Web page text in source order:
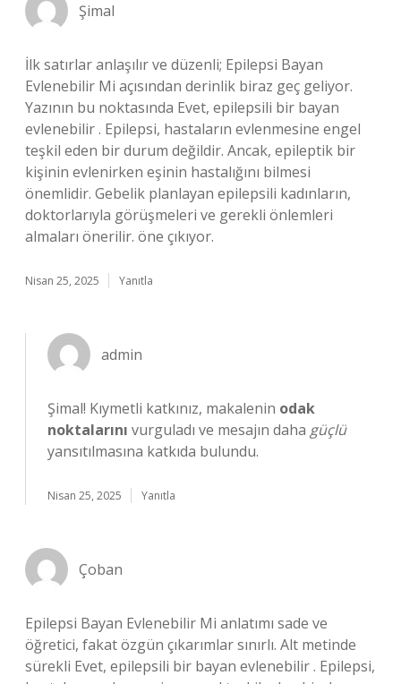
Şimal
İlk satırlar anlaşılır ve düzenli; Epilepsi Bayan
Evlenebilir Mi açısından derinlik biraz geç geliyor.
Yazının bu noktasında Evet, epilepsili bir bayan
evlenebilir . Epilepsi, hastaların evlenmesine engel
teşkil eden bir durum değildir. Ancak, epileptik bir
kişinin evlenirken eşinin hastalığını bilmesi
önemlidir. Gebelik planlayan epilepsili kadınların,
doktorlarıyla görüşmeleri ve gerekli önlemleri
almaları önerilir. öne çıkıyor.
Nisan 25, 2025 Yanıtla
admin
Şimal! Kıymetli katkınız, makalenin odak
noktalarını vurguladı ve mesajın daha güçlü
yansıtılmasına katkıda bulundu.
Nisan 25, 2025 Yanıtla
Çoban
Epilepsi Bayan Evlenebilir Mi anlatımı sade ve
öğretici, fakat özgün çıkarımlar sınırlı. Alt metinde
sürekli Evet, epilepsili bir bayan evlenebilir . Epilepsi,